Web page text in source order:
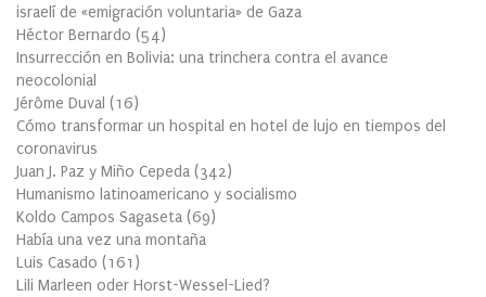
israelí de «emigración voluntaria» de Gaza
Héctor Bernardo (54)
Insurrección en Bolivia: una trinchera contra el avance
neocolonial
Jérôme Duval (16)
Cómo transformar un hospital en hotel de lujo en tiempos del
coronavirus
Juan J. Paz y Miño Cepeda (342)
Humanismo latinoamericano y socialismo
Koldo Campos Sagaseta (69)
Había una vez una montaña
Luis Casado (161 )
Lili Marleen oder Horst-Wessel-Lied?